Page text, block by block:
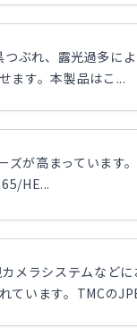
ぶれ、露光過多に
ます。本製品はこ...
が高まっています
HE...
メラシステムなど
ています。TMCの